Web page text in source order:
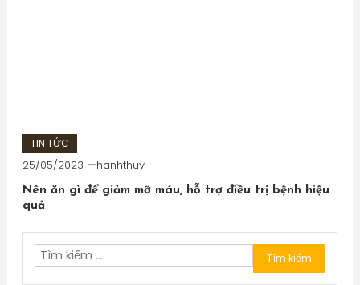
TIN TỨC
25/05/2023 hanhthuy
Nên ăn gì để giảm mỡ máu, hỗ trợ điều trị bệnh hiệu
quả
Tìm
kiếm